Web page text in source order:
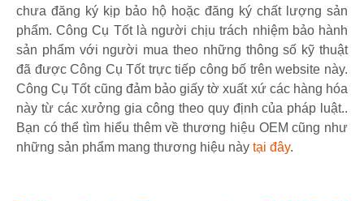
chưa đăng ký kịp bảo hộ hoặc đăng ký chất lượng sản
phẩm. Công Cụ Tốt là người chịu trách nhiệm bảo hành
sản phẩm với người mua theo những thông số kỹ thuật
đã được Công Cụ Tốt trực tiếp công bố trên website này.
Công Cụ Tốt cũng đảm bảo giấy tờ xuất xứ các hàng hóa
này từ các xưởng gia công theo quy định của pháp luật..
Bạn có thể tìm hiểu thêm về thương hiệu OEM cũng như
những sản phẩm mang thương hiệu này tại đây.